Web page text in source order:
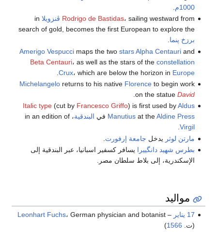
1000م
Rodrigo de Bastidas، sailing westward from ڤنزويلا in
search of gold, becomes the first European to explore the
برزخ پنما
Amerigo Vespuccimaps the two stars Alpha Centauriand
Beta Centauri، as well as the stars of the constellation
Crux، which are below the horizon in Europe
Michelangeloreturns to his native Florenceto begin work
on the statue David
Italic type(cut by Francesco Griffo) is first used byAldus
Manutiusat theAldine Press في البندقية، in an edition of
Virgil
.
مارتن لوثر يدخل جامعة إرفورت
بطرس شهيد دانگييرا يسافر كسفير اسبانيا، عبر البندقية إلى
الإسكندرية، إلى بلاط سلطان مصر.
مواليد
17 يناير –
Leonhart Fuchs، German physician and botanist
(ت. 1566
)